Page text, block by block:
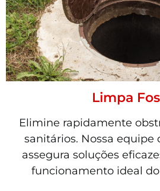
Limpa
Elimine rapidamente
sanitários. Nossa equipe
assegura soluções
funcionamento ideal